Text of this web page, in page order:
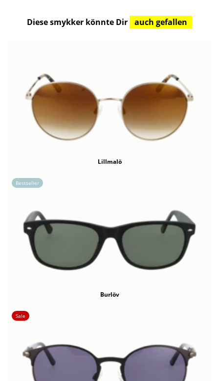
Diese smykker könnte Dir auch gefallen
Lillmalö
Bestseller
Burlöv
Sale